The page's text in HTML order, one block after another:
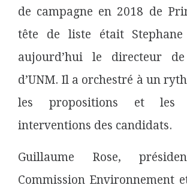
de campagne en 2018 de
tête de liste était
aujourd’hui le directeur de
d’UNM. Il a orchestré à un
les propositions et les
interventions des candidats.
Guillaume Rose,
Commission Environnement